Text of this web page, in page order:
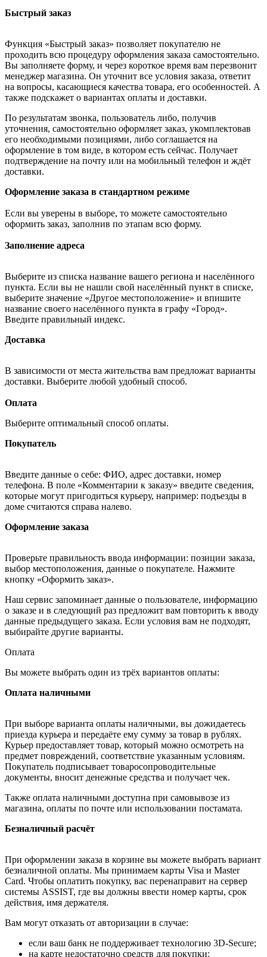
Быстрый заказ
Функция «Быстрый заказ» позволяет покупателю не
проходить всю процедуру оформления заказа самостоятельно.
Вы заполняете форму, и через короткое время вам перезвонит
менеджер магазина. Он уточнит все условия заказа, ответит
на вопросы, касающиеся качества товара, его особенностей. А
также подскажет о вариантах оплаты и доставки.
По результатам звонка, пользователь либо, получив
уточнения, самостоятельно оформляет заказ, укомплектовав
его необходимыми позициями, либо соглашается на
оформление в том виде, в котором есть сейчас. Получает
подтверждение на почту или на мобильный телефон и ждёт
доставки.
Оформление заказа в стандартном режиме
Если вы уверены в выборе, то можете самостоятельно
оформить заказ, заполнив по этапам всю форму.
Заполнение адреса
Выберите из списка название вашего региона и населённого
пункта. Если вы не нашли свой населённый пункт в списке,
выберите значение «Другое местоположение» и впишите
название своего населённого пункта в графу «Город».
Введите правильный индекс.
Доставка
В зависимости от места жительства вам предложат варианты
доставки. Выберите любой удобный способ.
Оплата
Выберите оптимальный способ оплаты.
Покупатель
Введите данные о себе: ФИО, адрес доставки, номер
телефона. В поле «Комментарии к заказу» введите сведения,
которые могут пригодиться курьеру, например: подъезды в
доме считаются справа налево.
Оформление заказа
Проверьте правильность ввода информации: позиции заказа,
выбор местоположения, данные о покупателе. Нажмите
кнопку «Оформить заказ».
Наш сервис запоминает данные о пользователе, информацию
о заказе и в следующий раз предложит вам повторить к вводу
данные предыдущего заказа. Если условия вам не подходят,
выбирайте другие варианты.
Оплата
Вы можете выбрать один из трёх вариантов оплаты:
Оплата наличными
При выборе варианта оплаты наличными, вы дожидаетесь
приезда курьера и передаёте ему сумму за товар в рублях.
Курьер предоставляет товар, который можно осмотреть на
предмет повреждений, соответствие указанным условиям.
Покупатель подписывает товаросопроводительные
документы, вносит денежные средства и получает чек.
Также оплата наличными доступна при самовывозе из
магазина, оплаты по почте или использовании постамата.
Безналичный расчёт
При оформлении заказа в корзине вы можете выбрать вариант
безналичной оплаты. Мы принимаем карты Visa и Master
Card. Чтобы оплатить покупку, вас перенаправит на сервер
системы ASSIST, где вы должны ввести номер карты, срок
действия, имя держателя.
Вам могут отказать от авторизации в случае:
если ваш банк не поддерживает технологию 3D-Secure;
на карте недостаточно средств для покупки;